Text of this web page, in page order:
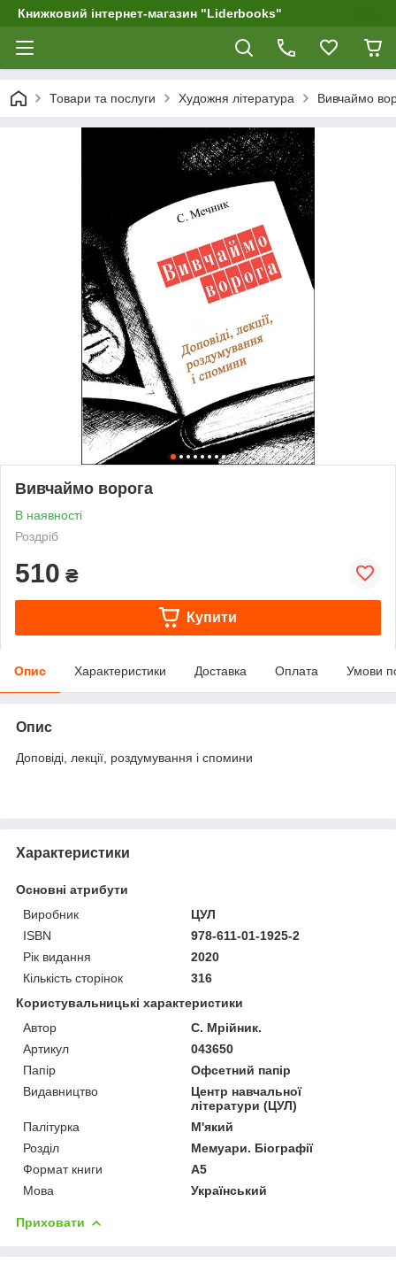
Книжковий інтернет-магазин "Liderbooks"
Товари та послуги Художня література Вивчаймо
Вивчаймо ворога
В наявності
Роздріб
510 ₴
Купити
Опис Характеристики Доставка Оплата Умови
Опис
Доповіді, лекції, роздумування і спомини
Характеристики
Основні атрибути
Виробник
ЦУЛ
ISBN
978-611-01-1925-2
Рік видання
2020
Кількість сторінок
316
Користувальницькі характеристики
Автор
С. Мрійник.
Артикул
043650
Папір
Офсетний папір
Видавництво
Центр навчальної
літератури (ЦУЛ)
Палітурка
М'який
Розділ
Мемуари. Біографії
Формат книги
А5
Мова
Український
Приховати